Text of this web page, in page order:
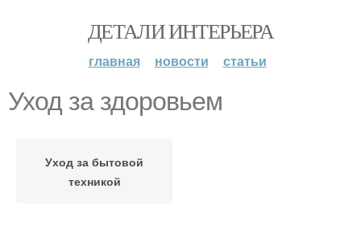
ДЕТАЛИ ИНТЕРЬЕРА
главная новости статьи
Уход за здоровьем
Уход за бытовой
техникой